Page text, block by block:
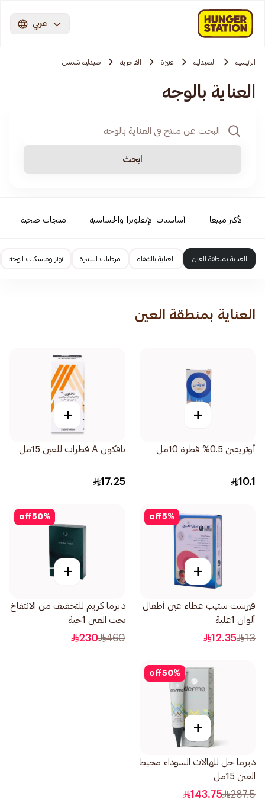
عربي
الرئيسية الصيدلية عنيزة الفاخرية صيدلية شمس
العناية بالوجه
ابحث
الأكثر مبيعا أساسيات الإنفلونزا والحساسية منتجات صحية
العناية بمنطقة العين العناية بالشفاه مرطبات البشرة تونر وماسكات الوجه
العناية بمنطقة العين
+
أوتريفين 0.5% قطرة 10مل
10.1
+
نافكون A قطرات للعين 15مل
17.25
5%
off
+
فيرست ستيب غطاء عين أطفال
ألوان 1علبة
13
12.35
50%
off
+
ديرما كريم للتخفيف من الانتفاخ
تحت العين 1حبة
460
230
50%
off
+
ديرما جل للهالات السوداء محيط
العين 15مل
287.5
143.75